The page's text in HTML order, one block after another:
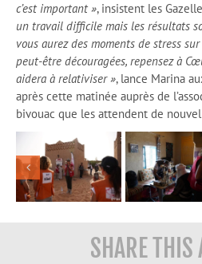
c’est important », insistent les
un travail difficile mais les résultats
vous aurez des moments de stress
peut-être découragées, repensez à
aidera à relativiser », lance Marina
après cette matinée auprès de
bivouac que les attendent de
SHARE THIS